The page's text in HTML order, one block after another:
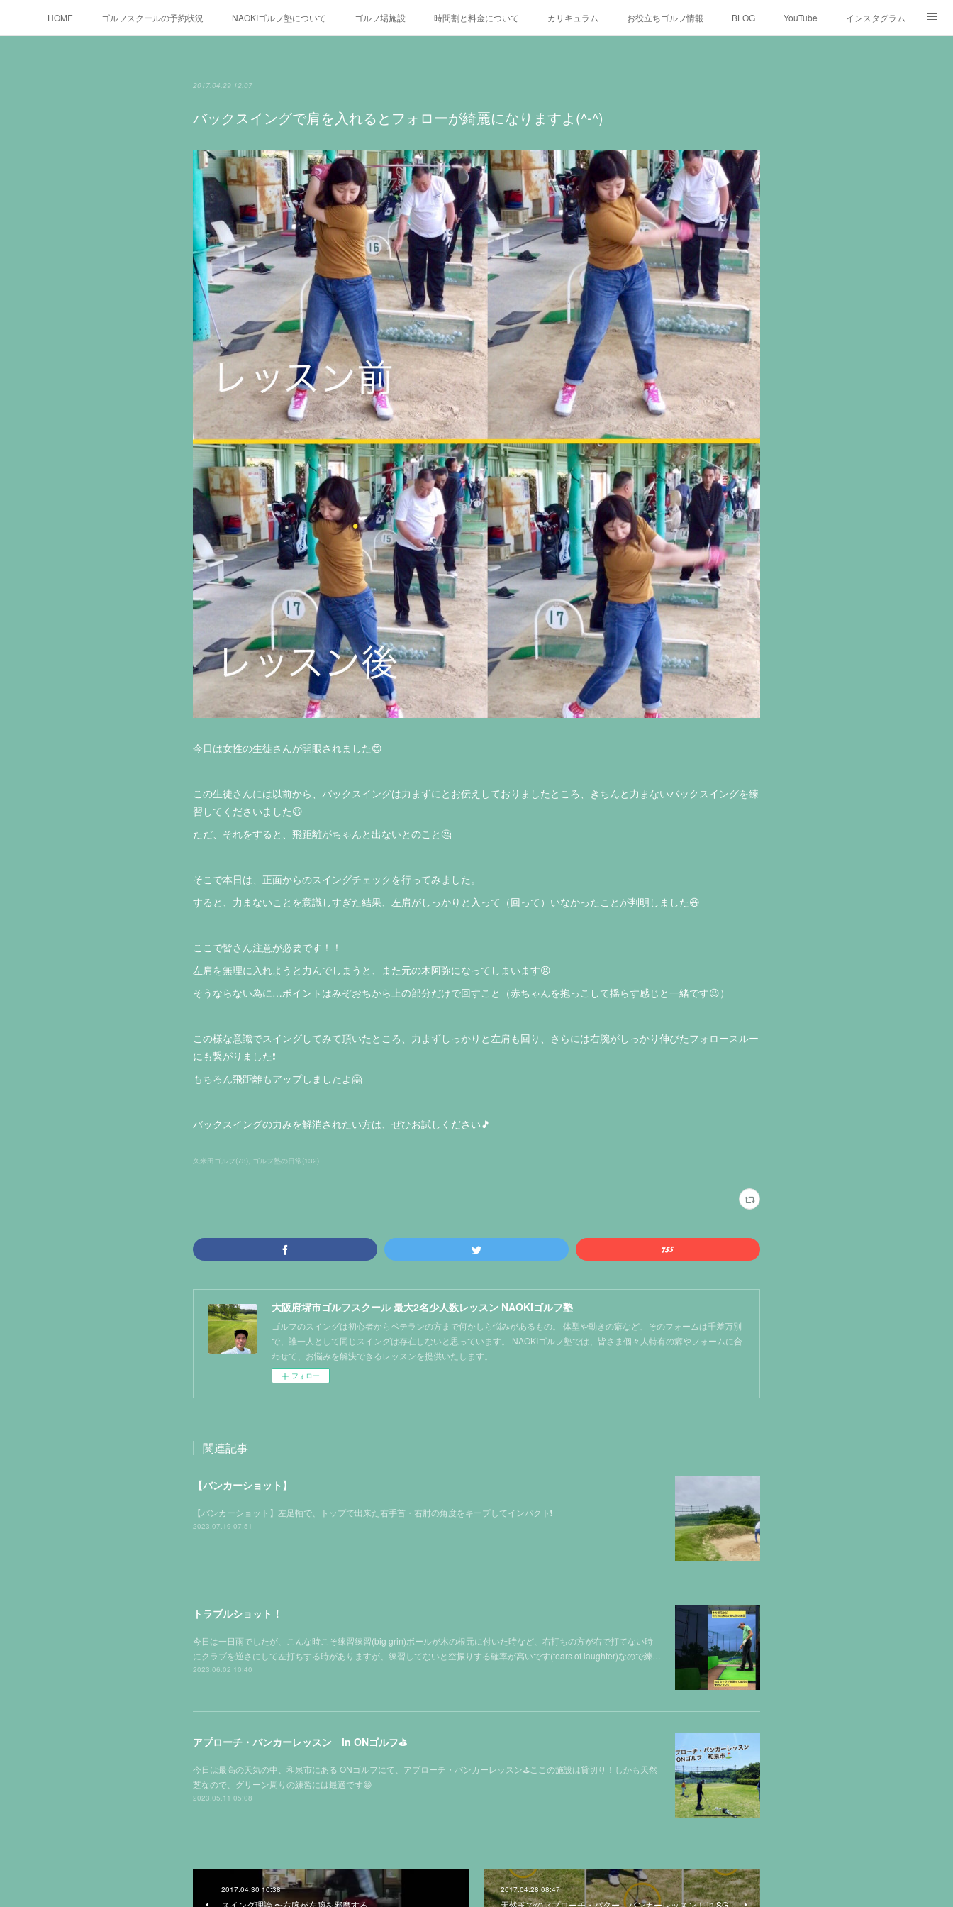
HOME ゴルフスクールの予約状況 NAOKIゴルフ塾について ゴルフ場施設 時間割と料金について カリキュラム お役立ちゴルフ情報 BLOG YouTube インスタグラム
2017.04.29 12:07
バックスイングで肩を入れるとフォローが綺麗になりますよ(^-^)
今日は女性の生徒さんが開眼されました😊
この生徒さんには以前から、バックスイングは力まずにとお伝えしておりましたところ、きちんと 力まないバックスイングを練
習してくださいました😃
ただ、それをすると、飛距離がちゃんと出ないとのこと🤔
そこで本日は、正面からのスイングチェックを行ってみました。
すると、力まないことを意識しすぎた結果、左肩がしっかりと入って（回って）いなかったことが判明しました😆
ここで皆さん注意が必要です！！
左肩を無理に入れようと力んでしまうと、また元の木阿弥になってしまいます😣
そうならない為に…ポイントはみぞおちから上の部分だけで回すこと（赤ちゃんを抱っこして揺らす感じと一緒です😉）
この様な意識でスイングしてみて頂いたところ、力まずしっかりと左肩も回り、さらには右腕がしっかり伸びたフォロースルー
にも繋がりました❗️
もちろん飛距離もアップしましたよ🤗
バックスイングの力みを解消されたい方は、ぜひお試しください🎵
久米田ゴルフ(73) ゴルフ塾の日常(132)
大阪府堺市ゴルフスクール 最大2名少人数レッスン NAOKIゴルフ塾
ゴルフのスイングは初心者からベテランの方まで何かしら悩みがあるもの。 体型や動きの癖など、そのフォームは千差万別
で、誰一人として同じスイングは存在しないと思っています。 NAOKIゴルフ塾では、皆さま個々人特有の癖やフォームに合
わせて、お悩みを解決できるレッスンを提供いたします。
フォロー
関連記事
【バンカーショット】
【バンカーショット】左足軸で、トップで出来た右手首・右肘の角度をキープしてインパクト❗️
2023.07.19 07:51
トラブルショット！
今日は一日雨でしたが、こんな時こそ練習練習(big grin)ボールが木の根元に付いた時など、右打ちの方が右で打てない時
にクラブを逆さにして左打ちする時がありますが、練習してないと空振りする確率が高いです(tears of laughter)なので練…
2023.06.02 10:40
アプローチ・バンカーレッスン in ONゴルフ⛳️
今日は最高の天気の中、和泉市にある ONゴルフにて、アプローチ・バンカーレッスン⛳️ここの施設は貸切り！しかも天然
芝なので、グリーン周りの練習には最適です😄
2023.05.11 05:08
2017.04.30 10:38
スイング理論 〜右腕が左腕を邪魔する
2017.04.28 08:47
天然芝でのアプローチ・パター、バンカーレッスン！ in SG